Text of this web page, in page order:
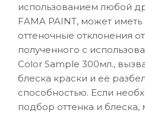
использованием любой
FAMA PAINT, может
оттеночные отклонения
полученного с
Color Sample 300мл.,
блеска краски и её
способностью. Если
подбор оттенка и